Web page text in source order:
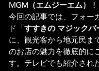
MGM（エムジーエム）
！
今回の記事では、フォー
ド「 すすきの マジックバ
に、観光客から地元民ま
のお店の魅力を徹底的に
す。テレビでも紹介され